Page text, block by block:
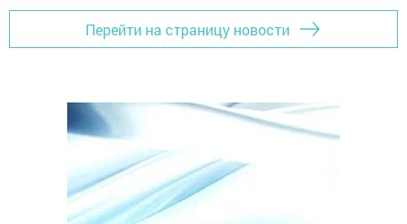
Перейти на страницу новости